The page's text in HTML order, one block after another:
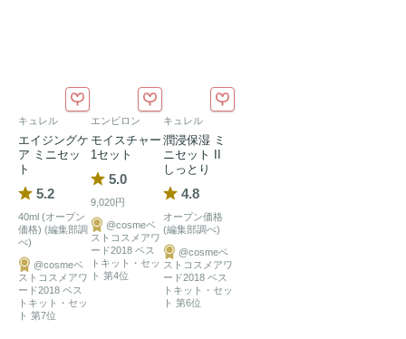
キュレル
エイジングケ
ア ミニセッ
ト
5.2
40ml (オープン
価格) (編集部調
べ)
@cosmeベ
ストコスメアワ
ード2018 ベス
トキット・セッ
ト 第7位
エンビロン
モイスチャー
1セット
5.0
9,020円
@cosmeベ
ストコスメアワ
ード2018 ベス
トキット・セッ
ト 第4位
キュレル
潤浸保湿 ミ
ニセット II
しっとり
4.8
オープン価格
(編集部調べ)
@cosmeベ
ストコスメアワ
ード2018 ベス
トキット・セッ
ト 第6位